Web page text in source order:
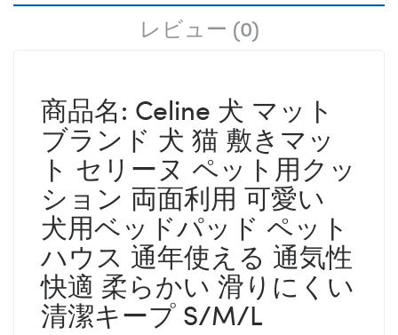
レビュー (0)
商品名: Celine 犬 マット
ブランド 犬 猫 敷きマッ
ト セリーヌ ペット用クッ
ション 両面利用 可愛い
犬用ベッドパッド ペット
ハウス 通年使える 通気性
快適 柔らかい 滑りにくい
清潔キープ S/M/L